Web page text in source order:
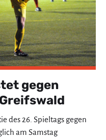
gegen
des 26. Spieltags gegen
am Samstag